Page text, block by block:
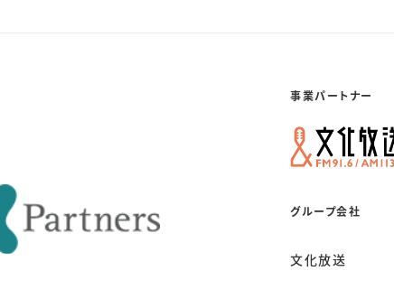
事業パートナー
グループ会社
文化放送